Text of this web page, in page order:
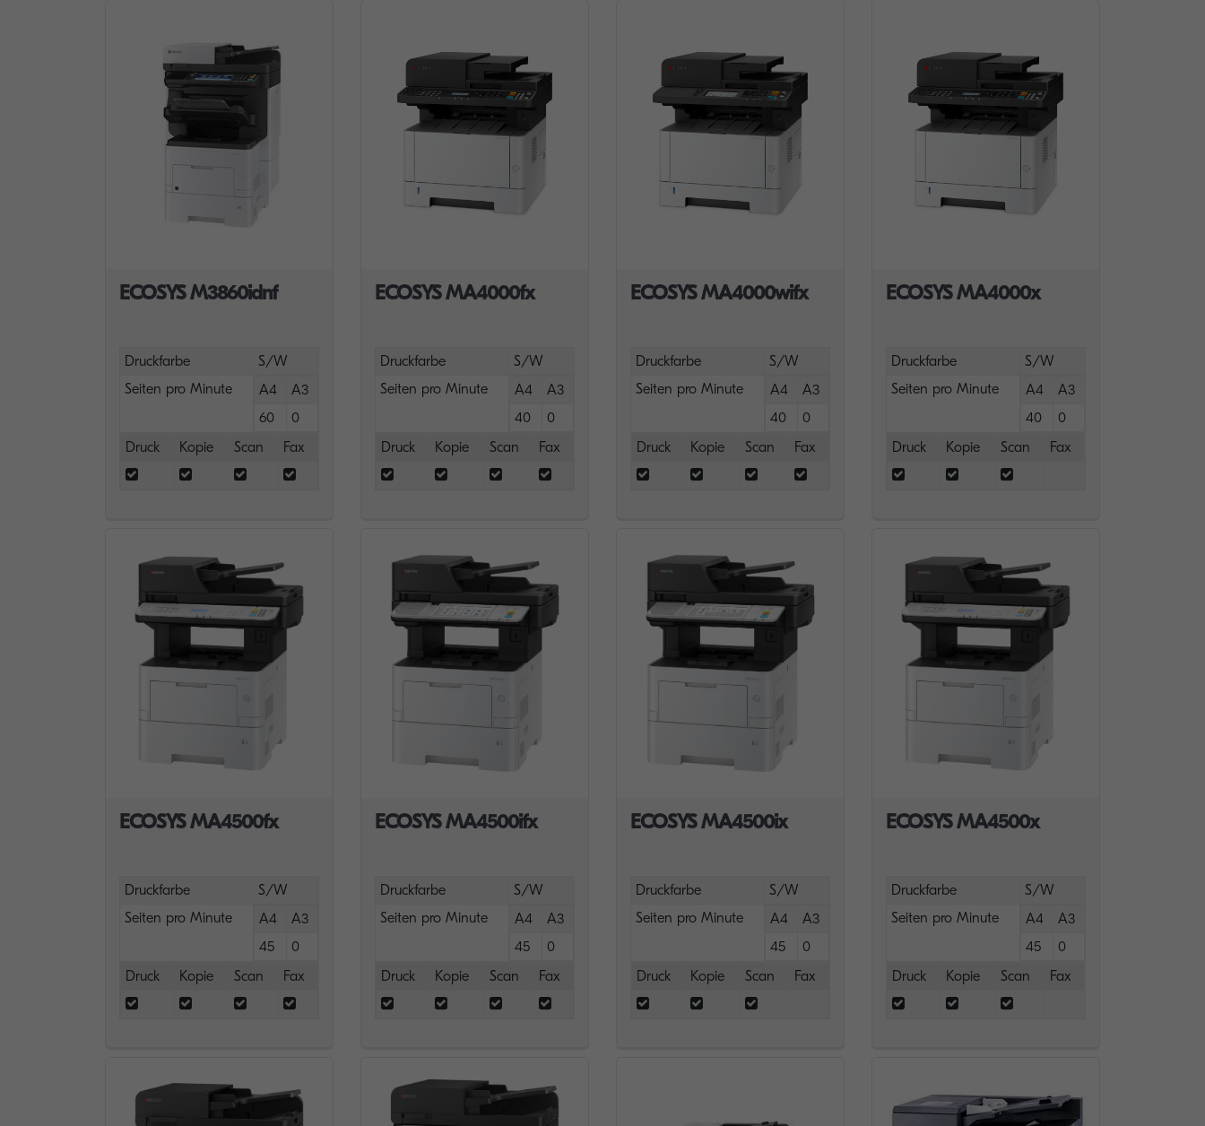
ECOSYS M3860idnf
Druckfarbe
S/W
Seiten pro Minute
A4
A3
60
0
Druck
Kopie Scan Fax
ECOSYS MA4000fx
Druckfarbe
S/W
Seiten pro Minute
A4
A3
40
0
Druck
Kopie Scan Fax
ECOSYS MA4000wifx
Druckfarbe
S/W
Seiten pro Minute
A4
A3
40
0
Druck
Kopie Scan Fax
ECOSYS MA4000x
Druckfarbe
S/W
Seiten pro Minute
A4
A3
40
0
Druck
Kopie Scan Fax
ECOSYS MA4500fx
Druckfarbe
S/W
Seiten pro Minute
A4
A3
45
0
Druck
Kopie Scan Fax
ECOSYS MA4500ifx
Druckfarbe
S/W
Seiten pro Minute
A4
A3
45
0
Druck
Kopie Scan Fax
ECOSYS MA4500ix
Druckfarbe
S/W
Seiten pro Minute
A4
A3
45
0
Druck
Kopie Scan Fax
ECOSYS MA4500x
Druckfarbe
S/W
Seiten pro Minute
A4
A3
45
0
Druck
Kopie Scan Fax